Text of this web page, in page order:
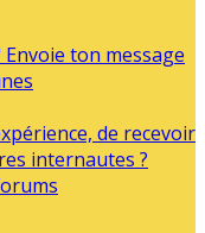
ton message
de recevoir
internautes ?